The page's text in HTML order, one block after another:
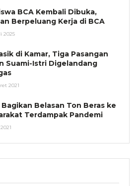
BCA Kembali Dibuka,
Berpeluang Kerja di BCA
2025
di Kamar, Tiga Pasangan
Suami-Istri Digelandang
2021
Bagikan Belasan Ton Beras ke
Terdampak Pandemi